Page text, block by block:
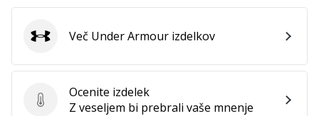
Ocenite izdelek
Ocenite izdelek
Z veseljem bi prebrali vaše mnenje
Under Armour
Več Under Armour izdelkov